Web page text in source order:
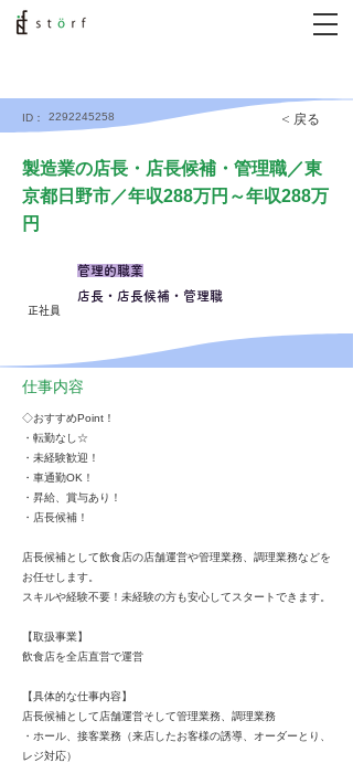
ID： 2292245258 < 戻る
製造業の店長・店長候補・管理職／東
京都日野市／年収288万円～年収288万
円
正社員
管理的職業
店長・店長候補・管理職
仕事内容
◇おすすめPoint！
・転勤なし☆
・未経験歓迎！
・車通勤OK！
・昇給、賞与あり！
・店長候補！
店長候補として飲食店の店舗運営や管理業務、調理業務などを
お任せします。
スキルや経験不要！未経験の方も安心してスタートできます。
【取扱事業】
飲食店を全店直営で運営
【具体的な仕事内容】
店長候補として店舗運営そして管理業務、調理業務
・ホール、接客業務（来店したお客様の誘導、オーダーとり、
レジ対応）